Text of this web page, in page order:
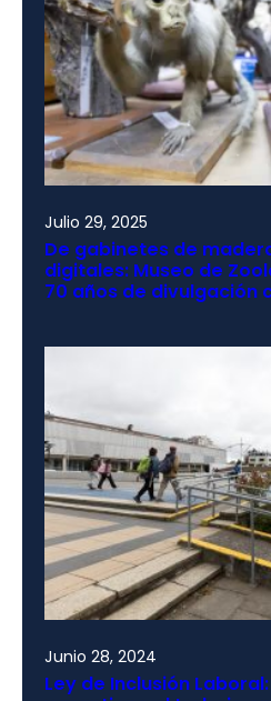
Julio 29, 2025
De gabinetes de
digitales: Museo de
70 años de divulgación
Junio 28, 2024
Ley de Inclusión